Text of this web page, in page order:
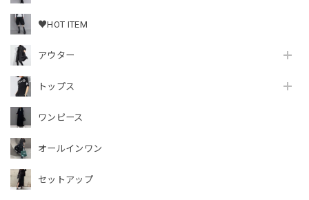
♥HOT ITEM
アウター
トップス
ワンピース
オールインワン
セットアップ